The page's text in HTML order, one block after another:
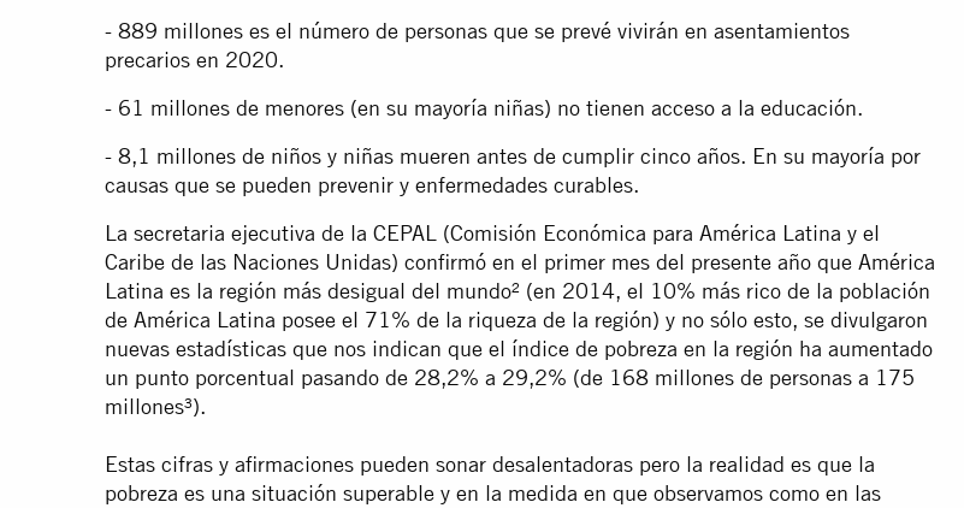
- 889 millones es el número de personas que se prevé vivirán en asentamientos
precarios en 2020.
- 61 millones de menores (en su mayoría niñas) no tienen acceso a la educación.
- 8,1 millones de niños y niñas mueren antes de cumplir cinco años. En su mayoría por
causas que se pueden prevenir y enfermedades curables.
La secretaria ejecutiva de la CEPAL (Comisión Económica para América Latina y el
Caribe de las Naciones Unidas) confirmó en el primer mes del presente año que América
Latina es la región más desigual del mundo² (en 2014, el 10% más rico de la población
de América Latina posee el 71% de la riqueza de la región) y no sólo esto, se divulgaron
nuevas estadísticas que nos indican que el índice de pobreza en la región ha aumentado
un punto porcentual pasando de 28,2% a 29,2% (de 168 millones de personas a 175
millones³).
Estas cifras y afirmaciones pueden sonar desalentadoras pero la realidad es que la
pobreza es una situación superable y en la medida en que observamos como en las